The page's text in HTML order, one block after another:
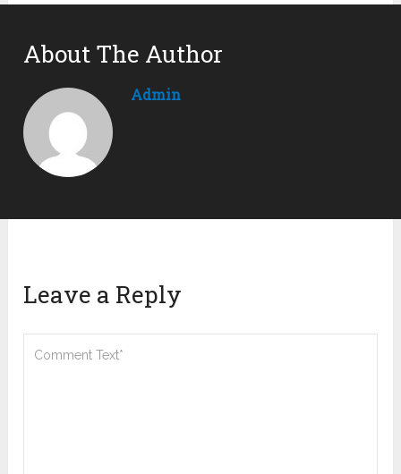
About The Author
Admin
Leave a Reply